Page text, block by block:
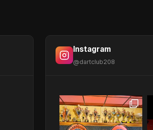
Instagram
@dartclub208